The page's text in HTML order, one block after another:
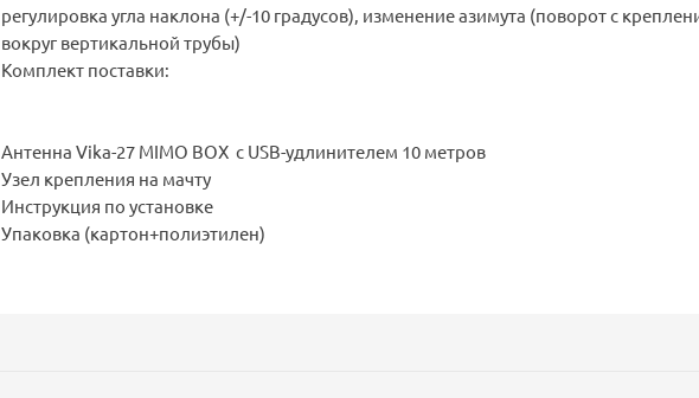
регулировка угла наклона (+/-10 градусов), изменение азимута (поворот с
вокруг вертикальной трубы)
Комплект поставки:
Антенна Vika-27 MIMO BOX с USB-удлинителем 10 метров
Узел крепления на мачту
Инструкция по установке
Упаковка (картон+полиэтилен)